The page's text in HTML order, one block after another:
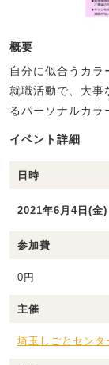
概要
自分に似合うカラ
就職活動で、大事
るパーソナルカラ
イベント詳細
日時
2021年6月4日(
参加費
0円
主催
埼玉しごとセンタ